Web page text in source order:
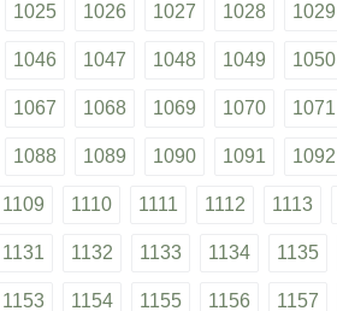
1025 1026 1027 1028 1029
1046 1047 1048 1049 1050
1067 1068 1069 1070 1071
1088 1089 1090 1091 1092
1109 1110 1111 1112 1113
1131 1132 1133 1134 1135
1153 1154 1155 1156 1157